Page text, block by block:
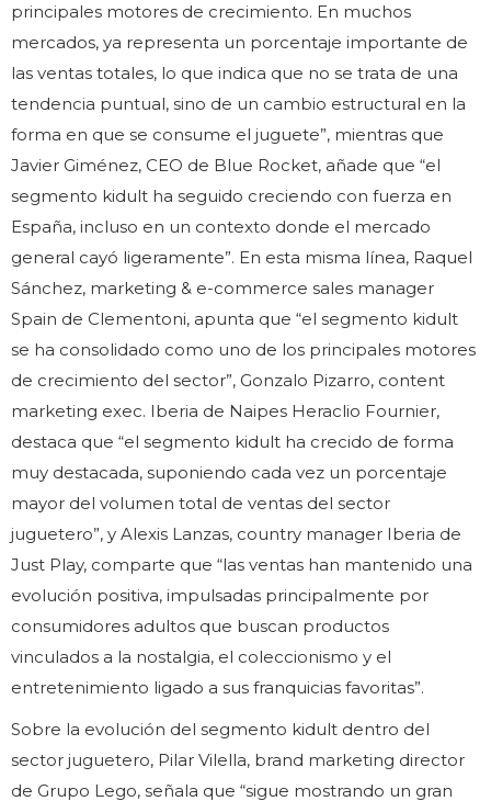
principales motores de crecimiento. En muchos
mercados, ya representa un porcentaje importante de
las ventas totales, lo que indica que no se trata de una
tendencia puntual, sino de un cambio estructural en la
forma en que se consume el juguete”, mientras que
Javier Giménez, CEO de Blue Rocket, añade que “el
segmento kidult ha seguido creciendo con fuerza en
España, incluso en un contexto donde el mercado
general cayó ligeramente”. En esta misma línea, Raquel
Sánchez, marketing & e-commerce sales manager
Spain de Clementoni, apunta que “el segmento kidult
se ha consolidado como uno de los principales motores
de crecimiento del sector”, Gonzalo Pizarro, content
marketing exec. Iberia de Naipes Heraclio Fournier,
destaca que “el segmento kidult ha crecido de forma
muy destacada, suponiendo cada vez un porcentaje
mayor del volumen total de ventas del sector
juguetero”, y Alexis Lanzas, country manager Iberia de
Just Play, comparte que “las ventas han mantenido una
evolución positiva, impulsadas principalmente por
consumidores adultos que buscan productos
vinculados a la nostalgia, el coleccionismo y el
entretenimiento ligado a sus franquicias favoritas”.
Sobre la evolución del segmento kidult dentro del
sector juguetero, Pilar Vilella, brand marketing director
de Grupo Lego, señala que “sigue mostrando un gran